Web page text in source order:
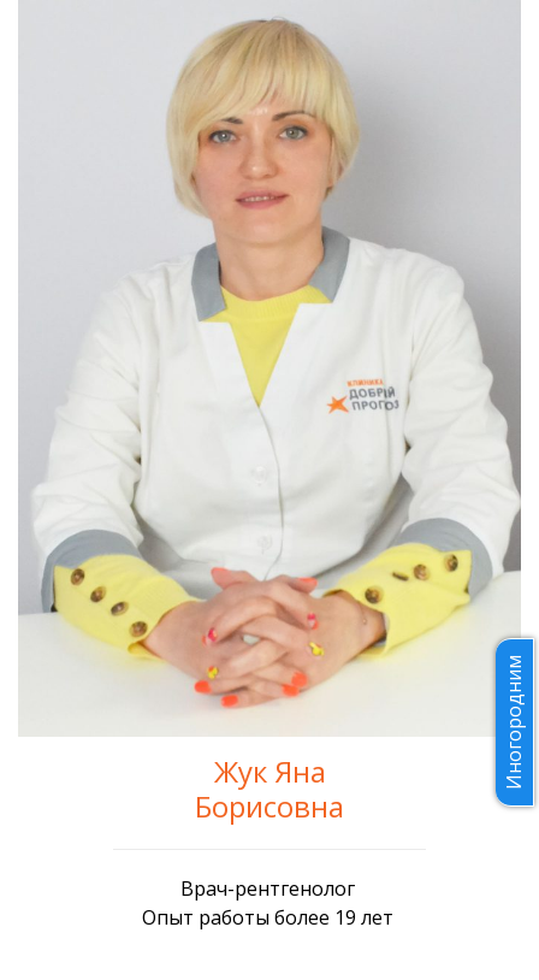
Жук Яна
Борисовна
Иногородним